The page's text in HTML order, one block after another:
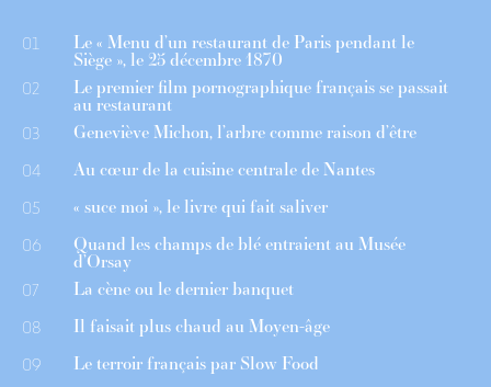
01 Le « Menu d’un restaurant de Paris pendant le
Siège », le 25 décembre 1870
02 Le premier film pornographique français se passait
au restaurant
03 Geneviève Michon, l’arbre comme raison d’être
04 Au cœur de la cuisine centrale de Nantes
05 « suce moi », le livre qui fait saliver
06 Quand les champs de blé entraient au Musée
d’Orsay
07 La cène ou le dernier banquet
08 Il faisait plus chaud au Moyen-âge
09 Le terroir français par Slow Food